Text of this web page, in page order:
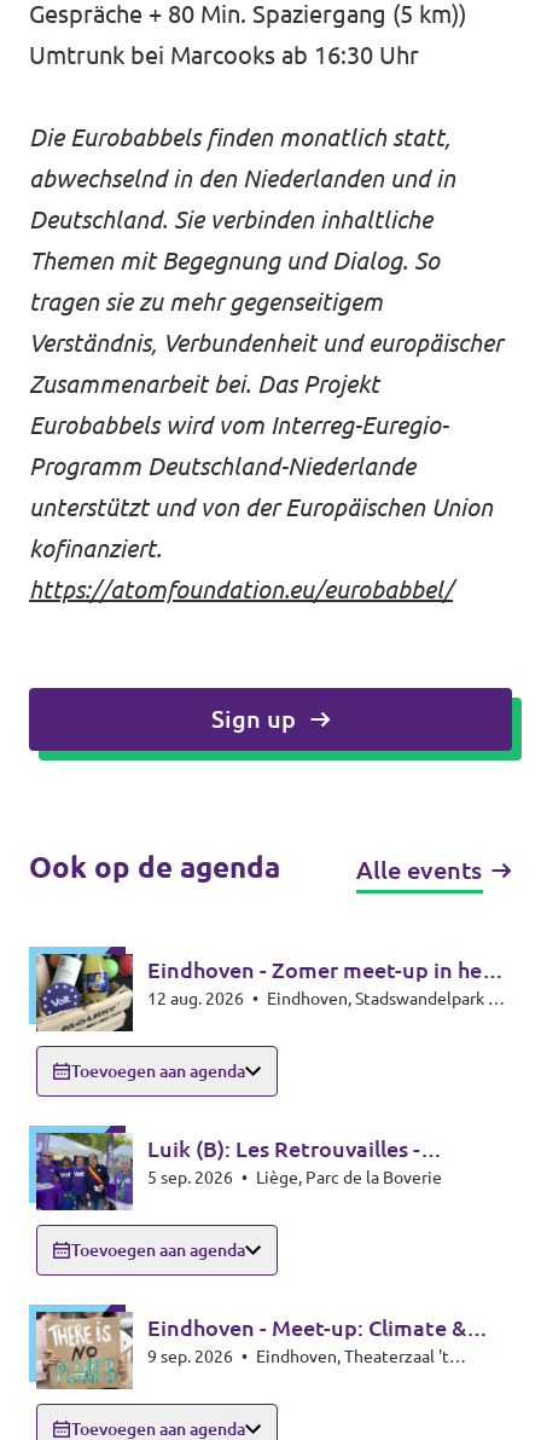
Gespräche + 80 Min. Spaziergang (5 km))
Umtrunk bei Marcooks ab 16:30 Uhr
Die Eurobabbels finden monatlich statt,
abwechselnd in den Niederlanden und in
Deutschland. Sie verbinden inhaltliche
Themen mit Begegnung und Dialog. So
tragen sie zu mehr gegenseitigem
Verständnis, Verbundenheit und europäischer
Zusammenarbeit bei. Das Projekt
Eurobabbels wird vom Interreg-Euregio-
Programm Deutschland-Niederlande
unterstützt und von der Europäischen Union
kofinanziert.
https://atomfoundation.eu/eurobabbel/
Sign up
Ook op de agenda Alle events
Eindhoven - Zomer meet-up in het
park - Summer meet-up
12 aug. 2026 •
Toevoegen aan agenda
Luik (B): Les Retrouvailles -
infostand
5 sep. 2026 • Liège, Parc de la Boverie
Toevoegen aan agenda
Eindhoven - Meet-up: Climate &
Energy special
9 sep. 2026 •
Eindhoven
Toevoegen aan agenda